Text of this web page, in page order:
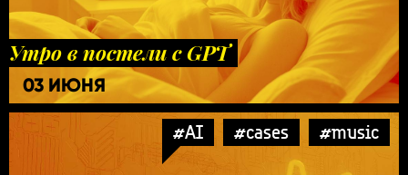
Утро в постели с GPT
03 ИЮНЯ
#AI #cases #music